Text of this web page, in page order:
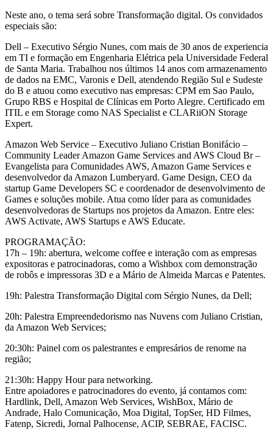
Neste ano, o tema será sobre Transformação digital. Os convidados
especiais são:
Dell – Executivo Sérgio Nunes, com mais de 30 anos de experiencia
em TI e formação em Engenharia Elétrica pela Universidade Federal
de Santa Maria. Trabalhou nos últimos 14 anos com armazenamento
de dados na EMC, Varonis e Dell, atendendo Região Sul e Sudeste
do B e atuou como executivo nas empresas: CPM em Sao Paulo,
Grupo RBS e Hospital de Clínicas em Porto Alegre. Certificado em
ITIL e em Storage como NAS Specialist e CLARiiON Storage
Expert.
Amazon Web Service – Executivo Juliano Cristian Bonifácio –
Community Leader Amazon Game Services and AWS Cloud Br –
Evangelista para Comunidades AWS, Amazon Game Services e
desenvolvedor da Amazon Lumberyard. Game Design, CEO da
startup Game Developers SC e coordenador de desenvolvimento de
Games e soluções mobile. Atua como líder para as comunidades
desenvolvedoras de Startups nos projetos da Amazon. Entre eles:
AWS Activate, AWS Startups e AWS Educate.
PROGRAMAÇÃO:
17h – 19h: abertura, welcome coffee e interação com as empresas
expositoras e patrocinadoras, como a Wishbox com demonstração
de robôs e impressoras 3D e a Mário de Almeida Marcas e Patentes.
19h: Palestra Transformação Digital com Sérgio Nunes, da Dell;
20h: Palestra Empreendedorismo nas Nuvens com Juliano Cristian,
da Amazon Web Services;
20:30h: Painel com os palestrantes e empresários de renome na
região;
21:30h: Happy Hour para networking.
Entre apoiadores e patrocinadores do evento, já contamos com:
Hardlink, Dell, Amazon Web Services, WishBox, Mário de
Andrade, Halo Comunicação, Moa Digital, TopSer, HD Filmes,
Fatenp, Sicredi, Jornal Palhocense, ACIP, SEBRAE, FACISC.